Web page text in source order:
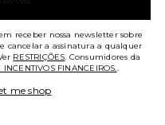
receber nossa newsletter sobre
cancelar a assinatura a qualquer
RESTRIÇÕES. Consumidores da
INCENTIVOS FINANCEIROS..
me shop